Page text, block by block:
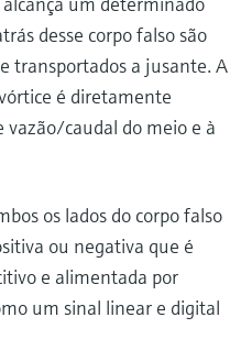
desse corpo falso são
transportados a jusante. A
é diretamente
vazão/caudal do meio e à
os lados do corpo falso
ou negativa que é
e alimentada por
um sinal linear e digital